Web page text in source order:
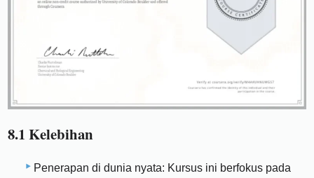
8.1 Kelebihan
Penerapan di dunia nyata: Kursus ini berfokus pada